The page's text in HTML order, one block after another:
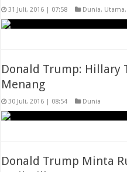
31 Juli, 2016 | 07:58 Dunia, Utama
Donald Trump: Hillary
Menang
30 Juli, 2016 | 08:54 Dunia
Donald Trump Minta